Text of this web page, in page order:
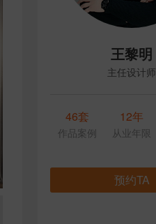
王黎明
主任设计师
12年
从业年限
46套
作品案例
预约TA